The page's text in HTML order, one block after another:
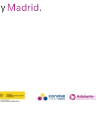
y Madrid.